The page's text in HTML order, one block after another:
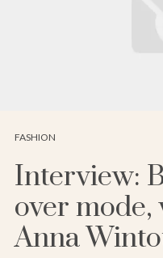
FASHION
Interview:
over
Anna